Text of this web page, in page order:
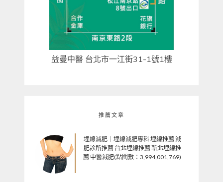
益曼中醫 台北市一江街31-1號1樓
推薦文章
埋線減肥｜埋線減肥專科 埋線推薦 減
肥診所推薦 台北埋線推薦 新北埋線推
薦 中醫減肥(點閱數：3,994,001,769)